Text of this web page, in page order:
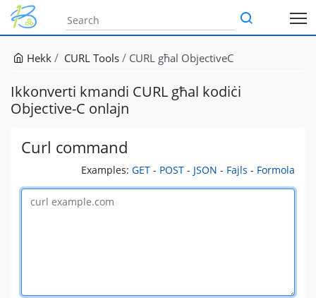
Hekk CURL Tools CURL għal ObjectiveC
Ikkonverti kmandi CURL għal kodiċi
Objective-C onlajn
Curl command
Examples: GET - POST - JSON - Fajls - Formola